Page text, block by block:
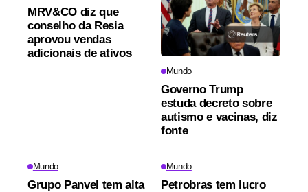
MRV&CO diz que
conselho da Resia
aprovou vendas
adicionais de ativos
Mundo
Governo Trump
estuda decreto sobre
autismo e vacinas, diz
fonte
Mundo
Grupo Panvel tem alta
Mundo
Petrobras tem lucro